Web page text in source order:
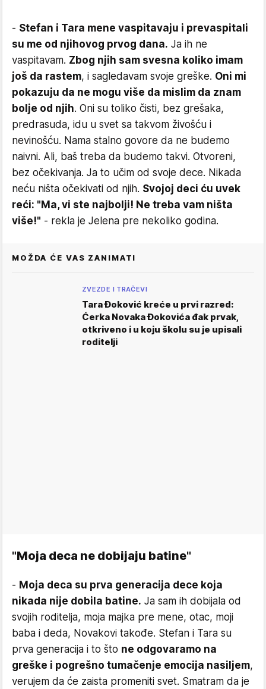
- Stefan i Tara mene vaspitavaju i prevaspitali
su me od njihovog prvog dana. Ja ih ne
vaspitavam. Zbog njih sam svesna koliko imam
još da rastem, i sagledavam svoje greške. Oni mi
pokazuju da ne mogu više da mislim da znam
bolje od njih. Oni su toliko čisti, bez grešaka,
predrasuda, idu u svet sa takvom živošću i
nevinošću. Nama stalno govore da ne budemo
naivni. Ali, baš treba da budemo takvi. Otvoreni,
bez očekivanja. Ja to učim od svoje dece. Nikada
neću ništa očekivati od njih. Svojoj deci ću uvek
reći: "Ma, vi ste najbolji! Ne treba vam ništa
više!" - rekla je Jelena pre nekoliko godina.
MOŽDA ĆE VAS ZANIMATI
ZVEZDE I TRAČEVI
Tara Đoković kreće u prvi razred:
Ćerka Novaka Đokovića đak prvak,
otkriveno i u koju školu su je upisali
roditelji
"Moja deca ne dobijaju batine"
- Moja deca su prva generacija dece koja
nikada nije dobila batine. Ja sam ih dobijala od
svojih roditelja, moja majka pre mene, otac, moji
baba i deda, Novakovi takođe. Stefan i Tara su
prva generacija i to što ne odgovaramo na
greške i pogrešno tumačenje emocija nasiljem,
verujem da će zaista promeniti svet. Smatram da je